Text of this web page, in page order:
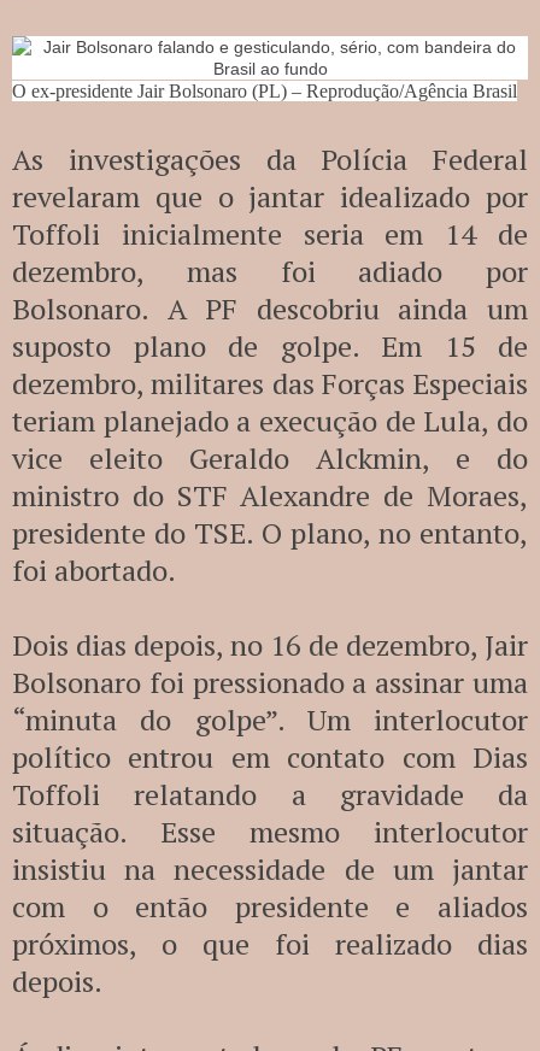
O ex-presidente Jair Bolsonaro (PL) – Reprodução/Agência Brasil
As investigações da Polícia Federal
revelaram que o jantar idealizado por
Toffoli inicialmente seria em 14 de
dezembro, mas foi adiado por
Bolsonaro. A PF descobriu ainda um
suposto plano de golpe. Em 15 de
dezembro, militares das Forças Especiais
teriam planejado a execução de Lula, do
vice eleito Geraldo Alckmin, e do
ministro do STF Alexandre de Moraes,
presidente do TSE. O plano, no entanto,
foi abortado.
Dois dias depois, no 16 de dezembro, Jair
Bolsonaro foi pressionado a assinar uma
“minuta do golpe”. Um interlocutor
político entrou em contato com Dias
Toffoli relatando a gravidade da
situação. Esse mesmo interlocutor
insistiu na necessidade de um jantar
com o então presidente e aliados
próximos, o que foi realizado dias
depois.